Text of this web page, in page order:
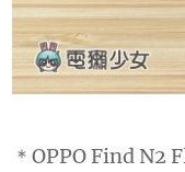
＊OPPO Find N2